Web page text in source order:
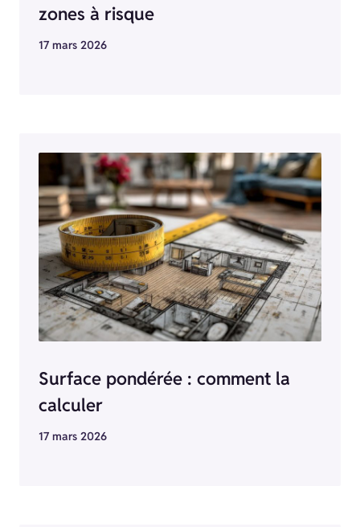
zones à risque
17 mars 2026
Surface pondérée : comment la
calculer
17 mars 2026